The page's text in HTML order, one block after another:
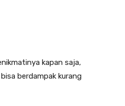
kapan saja,
berdampak kurang